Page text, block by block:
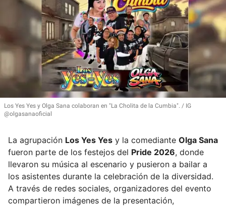
Los Yes Yes y Olga Sana colaboran en "La Cholita de la Cumbia".
IG
@olgasanaoficial
La agrupación Los Yes Yes y la comediante Olga Sana
fueron parte de los festejos del Pride 2026, donde
llevaron su música al escenario y pusieron a bailar a
los asistentes durante la celebración de la diversidad.
A través de redes sociales, organizadores del evento
compartieron imágenes de la presentación,